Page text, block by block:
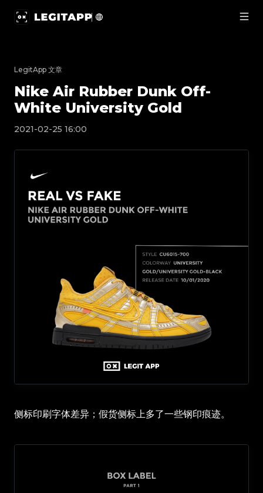
LegitApp 文章
Nike Air Rubber Dunk Off-
White University Gold
2021-02-25 16:00
侧标印刷字体差异；假货侧标上多了一些钢印痕迹。